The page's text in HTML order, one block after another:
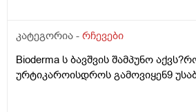
უკბე არადა ჭიჭყიანია ხომ არ
ტამზე არვარ ასე.წყლოთაც კი ჩიმი
სახეზე წამოერად.ბუნჩენსაც
კატეგორია - რჩევები
Bioderma ს ბავშვის შამპუნო
ურტიკაროისდროს გამოვიყენ9